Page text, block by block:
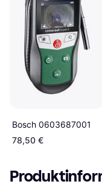
Bosch 0603687001
78,50 €